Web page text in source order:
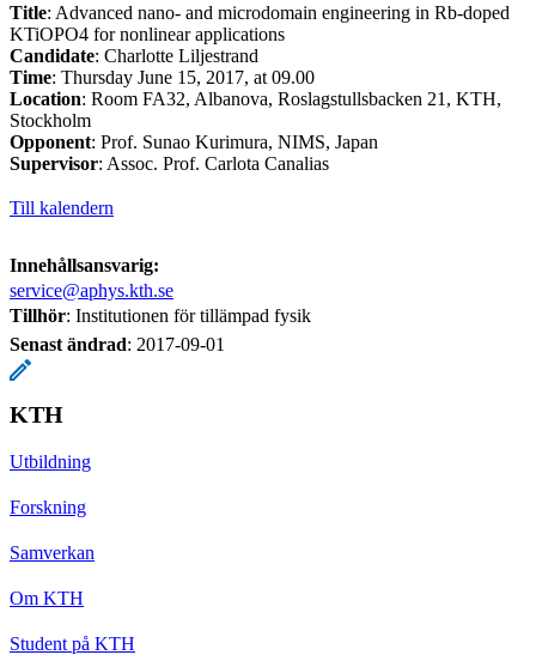
Title: Advanced nano- and microdomain engineering in Rb-doped
KTiOPO4 for nonlinear applications
Candidate: Charlotte Liljestrand
Time: Thursday June 15, 2017, at 09.00
Location: Room FA32, Albanova, Roslagstullsbacken 21, KTH,
Stockholm
Opponent: Prof. Sunao Kurimura, NIMS, Japan
Supervisor: Assoc. Prof. Carlota Canalias
Till kalendern
Innehållsansvarig:
service@aphys.kth.se
Tillhör: Institutionen för tillämpad fysik
Senast ändrad: 2017-09-01
KTH
Utbildning
Forskning
Samverkan
Om KTH
Student på KTH